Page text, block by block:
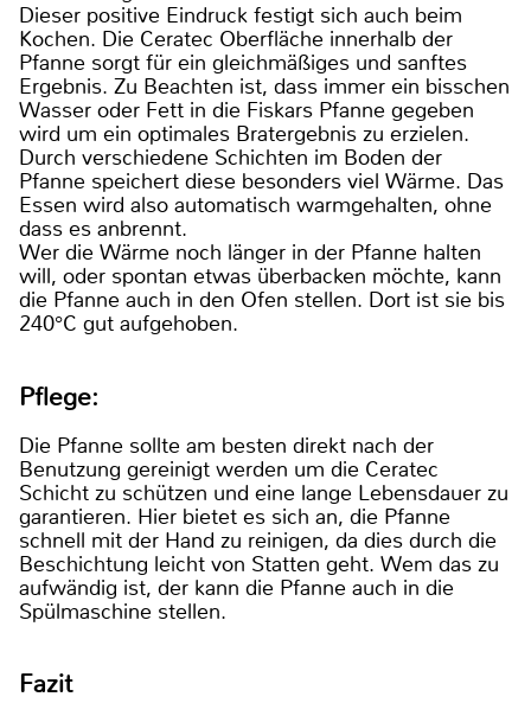
Dieser positive Eindruck festigt sich auch beim
Kochen. Die Ceratec Oberfläche innerhalb der
Pfanne sorgt für ein gleichmäßiges und sanftes
Ergebnis. Zu Beachten ist, dass immer ein bisschen
Wasser oder Fett in die Fiskars Pfanne gegeben
wird um ein optimales Bratergebnis zu erzielen.
Durch verschiedene Schichten im Boden der
Pfanne speichert diese besonders viel Wärme. Das
Essen wird also automatisch warmgehalten, ohne
dass es anbrennt.
Wer die Wärme noch länger in der Pfanne halten
will, oder spontan etwas überbacken möchte, kann
die Pfanne auch in den Ofen stellen. Dort ist sie bis
240°C gut aufgehoben.
Pflege:
Die Pfanne sollte am besten direkt nach der
Benutzung gereinigt werden um die Ceratec
Schicht zu schützen und eine lange Lebensdauer zu
garantieren. Hier bietet es sich an, die Pfanne
schnell mit der Hand zu reinigen, da dies durch die
Beschichtung leicht von Statten geht. Wem das zu
aufwändig ist, der kann die Pfanne auch in die
Spülmaschine stellen.
Fazit